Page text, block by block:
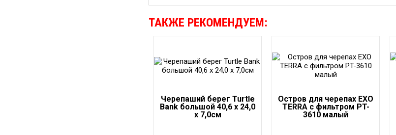
ТАКЖЕ РЕКОМЕНДУЕМ:
Черепаший берег Turtle
Bank большой 40,6 x 24,0
x 7,0см
Остров для черепах EXO
TERRA с фильтром PT-
3610 малый